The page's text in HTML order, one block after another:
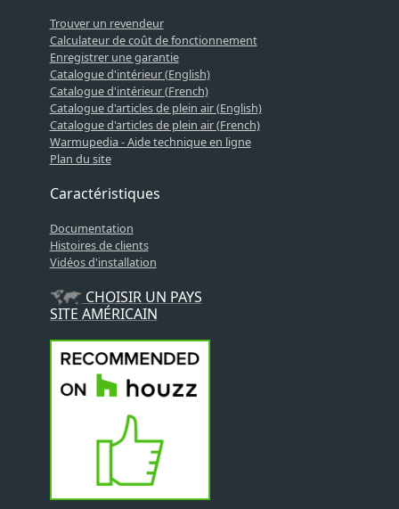
Trouver un revendeur
Calculateur de coût de fonctionnement
Enregistrer une garantie
Catalogue d'intérieur (English)
Catalogue d'intérieur (French)
Catalogue d'articles de plein air (English)
Catalogue d'articles de plein air (French)
Warmupedia - Aide technique en ligne
Plan du site
Caractéristiques
Documentation
Histoires de clients
Vidéos d'installation
CHOISIR UN PAYS
SITE AMÉRICAIN